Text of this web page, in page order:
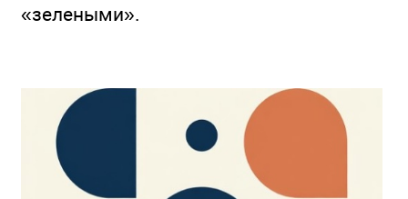
«зелеными».